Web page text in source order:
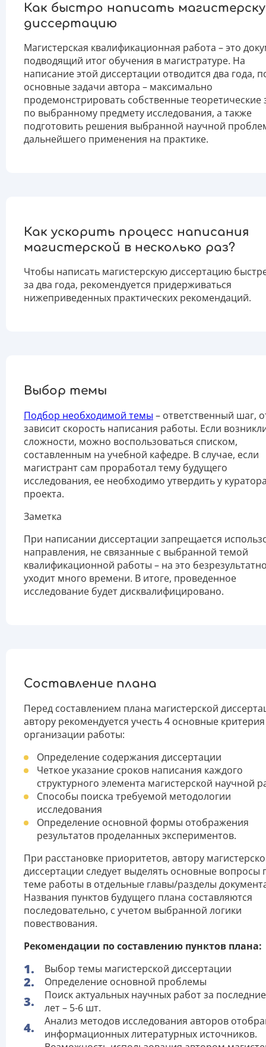
Как быстро написать
диссертацию
Магистерская квалификационная работа – это
подводящий итог обучения в магистратуре. На
написание этой диссертации отводится два года,
основные задачи автора – максимально
продемонстрировать собственные теоретические
по выбранному предмету исследования, а также
подготовить решения выбранной научной
дальнейшего применения на практике.
Как ускорить процесс написания
магистерской в несколько раз?
Чтобы написать магистерскую диссертацию
за два года, рекомендуется придерживаться
нижеприведенных практических рекомендаций.
Выбор темы
Подбор необходимой темы – ответственный шаг,
зависит скорость написания работы. Если
сложности, можно воспользоваться списком,
составленным на учебной кафедре. В случае, если
магистрант сам проработал тему будущего
исследования, ее необходимо утвердить у
проекта.
Заметка
При написании диссертации запрещается
направления, не связанные с выбранной темой
квалификационной работы – на это
уходит много времени. В итоге, проведенное
исследование будет дисквалифицировано.
Составление плана
Перед составлением плана магистерской
автору рекомендуется учесть 4 основные критерия
организации работы:
Определение содержания диссертации
Четкое указание сроков написания каждого
структурного элемента магистерской научной
Способы поиска требуемой методологии
исследования
Определение основной формы отображения
результатов проделанных экспериментов.
При расстановке приоритетов, автору
диссертации следует выделять основные вопросы
теме работы в отдельные главы/разделы
Названия пунктов будущего плана составляются
последовательно, с учетом выбранной логики
повествования.
Рекомендации по составлению пунктов плана:
Выбор темы магистерской диссертации
Определение основной проблемы
Поиск актуальных научных работ за
лет – 5-6 шт.
Анализ методов исследования авторов
информационных литературных источников.